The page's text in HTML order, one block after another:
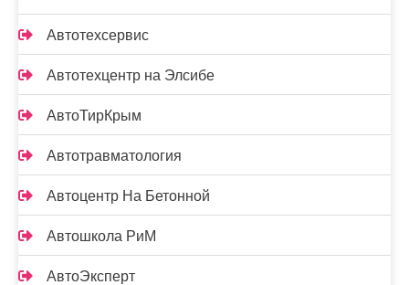
Автотехсервис
Автотехцентр на Элсибе
АвтоТирКрым
Автотравматология
Автоцентр На Бетонной
Автошкола РиМ
АвтоЭксперт